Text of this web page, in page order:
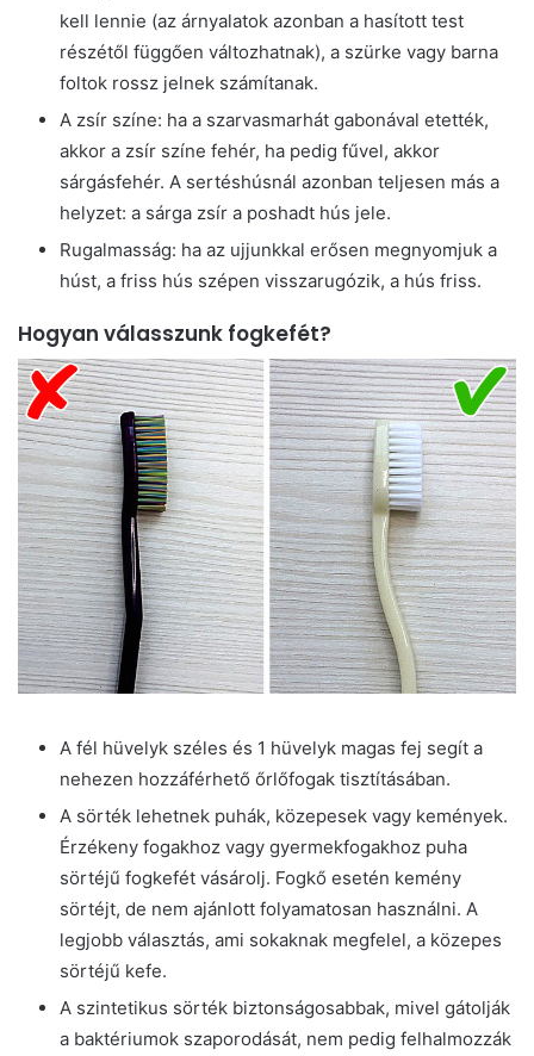
kell lennie (az árnyalatok azonban a hasított test
részétől függően változhatnak), a szürke vagy barna
foltok rossz jelnek számítanak.
A zsír színe: ha a szarvasmarhát gabonával etették,
akkor a zsír színe fehér, ha pedig fűvel, akkor
sárgásfehér. A sertéshúsnál azonban teljesen más a
helyzet: a sárga zsír a poshadt hús jele.
Rugalmasság: ha az ujjunkkal erősen megnyomjuk a
húst, a friss hús szépen visszarugózik, a hús friss.
Hogyan válasszunk fogkefét?
A fél hüvelyk széles és 1 hüvelyk magas fej segít a
nehezen hozzáférhető őrlőfogak tisztításában.
A sörték lehetnek puhák, közepesek vagy kemények.
Érzékeny fogakhoz vagy gyermekfogakhoz puha
sörtéjű fogkefét vásárolj. Fogkő esetén kemény
sörtéjt, de nem ajánlott folyamatosan használni. A
legjobb választás, ami sokaknak megfelel, a közepes
sörtéjű kefe.
A szintetikus sörték biztonságosabbak, mivel gátolják
a baktériumok szaporodását, nem pedig felhalmozzák